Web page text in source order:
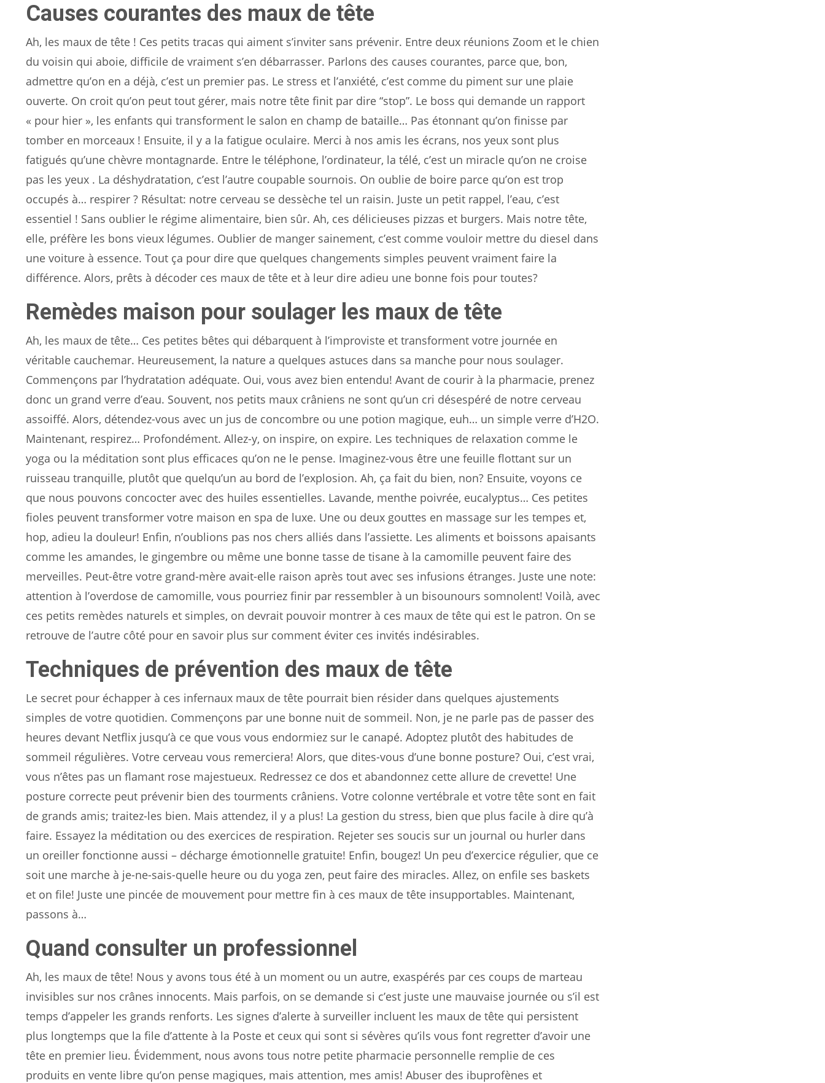
Causes courantes des maux de tête
Ah, les maux de tête ! Ces petits tracas qui aiment s’inviter sans prévenir. Entre deux réunions Zoom et le chien
du voisin qui aboie, difficile de vraiment s’en débarrasser. Parlons des causes courantes, parce que, bon,
admettre qu’on en a déjà, c’est un premier pas. Le stress et l’anxiété, c’est comme du piment sur une plaie
ouverte. On croit qu’on peut tout gérer, mais notre tête finit par dire “stop”. Le boss qui demande un rapport
« pour hier », les enfants qui transforment le salon en champ de bataille… Pas étonnant qu’on finisse par
tomber en morceaux ! Ensuite, il y a la fatigue oculaire. Merci à nos amis les écrans, nos yeux sont plus
fatigués qu’une chèvre montagnarde. Entre le téléphone, l’ordinateur, la télé, c’est un miracle qu’on ne croise
pas les yeux . La déshydratation, c’est l’autre coupable sournois. On oublie de boire parce qu’on est trop
occupés à… respirer ? Résultat: notre cerveau se dessèche tel un raisin. Juste un petit rappel, l’eau, c’est
essentiel ! Sans oublier le régime alimentaire, bien sûr. Ah, ces délicieuses pizzas et burgers. Mais notre tête,
elle, préfère les bons vieux légumes. Oublier de manger sainement, c’est comme vouloir mettre du diesel dans
une voiture à essence. Tout ça pour dire que quelques changements simples peuvent vraiment faire la
différence. Alors, prêts à décoder ces maux de tête et à leur dire adieu une bonne fois pour toutes?
Remèdes maison pour soulager les maux de tête
Ah, les maux de tête… Ces petites bêtes qui débarquent à l’improviste et transforment votre journée en
véritable cauchemar. Heureusement, la nature a quelques astuces dans sa manche pour nous soulager.
Commençons par l’hydratation adéquate. Oui, vous avez bien entendu! Avant de courir à la pharmacie, prenez
donc un grand verre d’eau. Souvent, nos petits maux crâniens ne sont qu’un cri désespéré de notre cerveau
assoiffé. Alors, détendez-vous avec un jus de concombre ou une potion magique, euh… un simple verre d’H2O.
Maintenant, respirez… Profondément. Allez-y, on inspire, on expire. Les techniques de relaxation comme le
yoga ou la méditation sont plus efficaces qu’on ne le pense. Imaginez-vous être une feuille flottant sur un
ruisseau tranquille, plutôt que quelqu’un au bord de l’explosion. Ah, ça fait du bien, non? Ensuite, voyons ce
que nous pouvons concocter avec des huiles essentielles. Lavande, menthe poivrée, eucalyptus… Ces petites
fioles peuvent transformer votre maison en spa de luxe. Une ou deux gouttes en massage sur les tempes et,
hop, adieu la douleur! Enfin, n’oublions pas nos chers alliés dans l’assiette. Les aliments et boissons apaisants
comme les amandes, le gingembre ou même une bonne tasse de tisane à la camomille peuvent faire des
merveilles. Peut-être votre grand-mère avait-elle raison après tout avec ses infusions étranges. Juste une note:
attention à l’overdose de camomille, vous pourriez finir par ressembler à un bisounours somnolent! Voilà, avec
ces petits remèdes naturels et simples, on devrait pouvoir montrer à ces maux de tête qui est le patron. On se
retrouve de l’autre côté pour en savoir plus sur comment éviter ces invités indésirables.
Techniques de prévention des maux de tête
Le secret pour échapper à ces infernaux maux de tête pourrait bien résider dans quelques ajustements
simples de votre quotidien. Commençons par une bonne nuit de sommeil. Non, je ne parle pas de passer des
heures devant Netflix jusqu’à ce que vous vous endormiez sur le canapé. Adoptez plutôt des habitudes de
sommeil régulières. Votre cerveau vous remerciera! Alors, que dites-vous d’une bonne posture? Oui, c’est vrai,
vous n’êtes pas un flamant rose majestueux. Redressez ce dos et abandonnez cette allure de crevette! Une
posture correcte peut prévenir bien des tourments crâniens. Votre colonne vertébrale et votre tête sont en fait
de grands amis; traitez-les bien. Mais attendez, il y a plus! La gestion du stress, bien que plus facile à dire qu’à
faire. Essayez la méditation ou des exercices de respiration. Rejeter ses soucis sur un journal ou hurler dans
un oreiller fonctionne aussi – décharge émotionnelle gratuite! Enfin, bougez! Un peu d’exercice régulier, que ce
soit une marche à je-ne-sais-quelle heure ou du yoga zen, peut faire des miracles. Allez, on enfile ses baskets
et on file! Juste une pincée de mouvement pour mettre fin à ces maux de tête insupportables. Maintenant,
passons à…
Quand consulter un professionnel
Ah, les maux de tête! Nous y avons tous été à un moment ou un autre, exaspérés par ces coups de marteau
invisibles sur nos crânes innocents. Mais parfois, on se demande si c’est juste une mauvaise journée ou s’il est
temps d’appeler les grands renforts. Les signes d’alerte à surveiller incluent les maux de tête qui persistent
plus longtemps que la file d’attente à la Poste et ceux qui sont si sévères qu’ils vous font regretter d’avoir une
tête en premier lieu. Évidemment, nous avons tous notre petite pharmacie personnelle remplie de ces
produits en vente libre qu’on pense magiques, mais attention, mes amis! Abuser des ibuprofènes et